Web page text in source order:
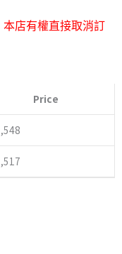
店有權直接取消訂
Price